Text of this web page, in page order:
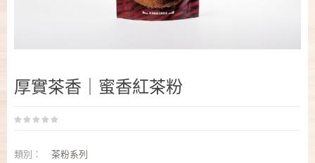
厚實茶香｜蜜香紅茶粉
類別：
茶粉系列